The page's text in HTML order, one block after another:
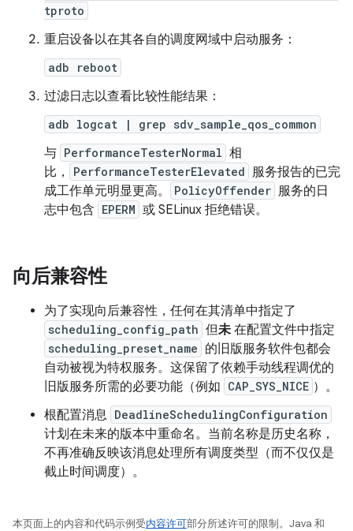
tproto
重启设备以在其各自的调度网域中启动服务：
adb reboot
过滤日志以查看比较性能结果：
adb logcat | grep sdv_sample_qos_common
与 PerformanceTesterNormal 相
比，
PerformanceTesterElevated 服务报告的已完
成工作单元明显更高。
PolicyOffender 服务的日
志中包含 EPERM 或 SELinux 拒绝错误。
向后兼容性
为了实现向后兼容性，任何在其清单中指定了
scheduling_config_path 但未 在配置文件中指定
scheduling_preset_name 的旧版服务软件包都会
自动被视为特权服务。这保留了依赖手动线程调优的
旧版服务所需的必要功能（例如 CAP_SYS_NICE ）。
根配置消息 DeadlineSchedulingConfiguration
计划在未来的版本中重命名。当前名称是历史名称，
不再准确反映该消息处理所有调度类型（而不仅仅是
截止时间调度）。
本页面上的内容和代码示例受内容许可部分所述许可的限制。Java 和